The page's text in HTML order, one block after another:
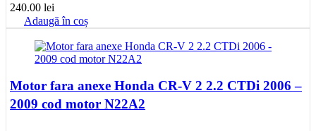
240.00 lei
Adaugă în coș
Motor fara anexe Honda CR-V 2 2.2 CTDi 2006 –
2009 cod motor N22A2